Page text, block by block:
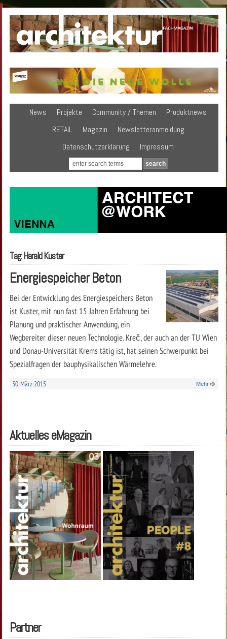
News Projekte Community / Themen
Produktnews
RETAIL
Magazin
Newsletteranmeldung
Datenschutzerklärung
Impressum
Tag: Harald Kuster
Energiespeicher Beton
Bei der Entwicklung des Energiespeichers Beton
ist Kuster, mit nun fast 15 Jahren Erfahrung bei
Planung und praktischer Anwendung, ein
Wegbereiter dieser neuen Technologie. Kreč, der auch an der TU Wien
und Donau-Universität Krems tätig ist, hat seinen Schwerpunkt bei
Spezialfragen der bauphysikalischen Wärmelehre.
30. März 2015 Mehr
Aktuelles eMagazin
Partner